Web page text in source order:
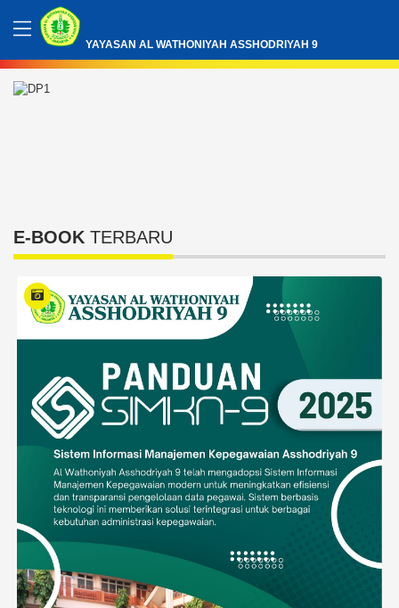
YAYASAN AL WATHONIYAH ASSHODRIYAH 9
E-BOOK TERBARU